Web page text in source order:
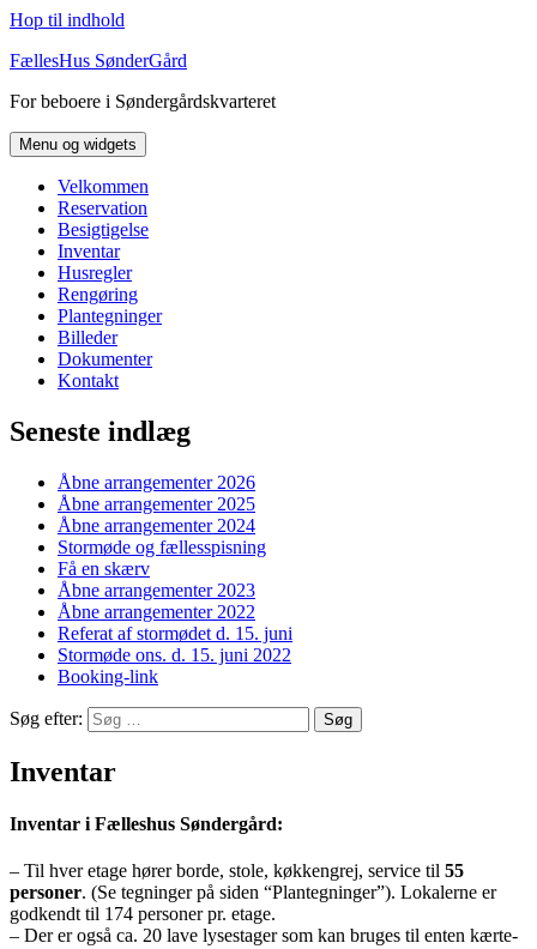
Hop til indhold
FællesHus SønderGård
For beboere i Søndergårdskvarteret
Menu og widgets
Velkommen
Reservation
Besigtigelse
Inventar
Husregler
Rengøring
Plantegninger
Billeder
Dokumenter
Kontakt
Seneste indlæg
Åbne arrangementer 2026
Åbne arrangementer 2025
Åbne arrangementer 2024
Stormøde og fællesspisning
Få en skærv
Åbne arrangementer 2023
Åbne arrangementer 2022
Referat af stormødet d. 15. juni
Stormøde ons. d. 15. juni 2022
Booking-link
Søg efter:
Inventar
Inventar i Fælleshus Søndergård:
– Til hver etage hører borde, stole, køkkengrej, service til 55
personer. (Se tegninger på siden “Plantegninger”). Lokalerne er
godkendt til 174 personer pr. etage.
– Der er også ca. 20 lave lysestager som kan bruges til enten kærte-